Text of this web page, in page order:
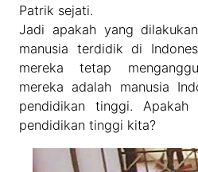
Patrik sejati.
Jadi apakah yang
manusia terdidik di
mereka tetap
mereka adalah manusia
pendidikan tinggi.
pendidikan tinggi kita?